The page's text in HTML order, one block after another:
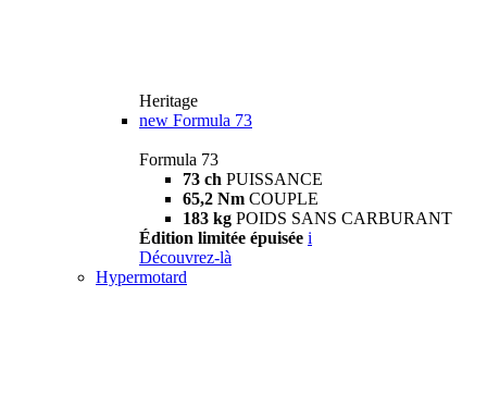
Heritage
new Formula 73
Formula 73
73 ch PUISSANCE
65,2 Nm COUPLE
183 kg POIDS SANS CARBURANT
Édition limitée épuisée i
Découvrez-là
Hypermotard